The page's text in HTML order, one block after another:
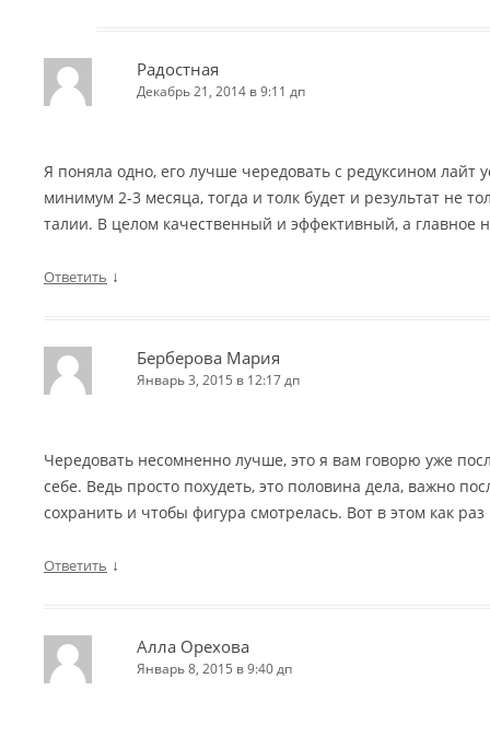
Радостная
Декабрь 21, 2014 в 9:11 дп
Я поняла одно, его лучше чередовать с редуксином лайт
минимум 2-3 месяца, тогда и толк будет и результат не
талии. В целом качественный и эффективный, а главное
Ответить ↓
Берберова Мария
Январь 3, 2015 в 12:17 дп
Чередовать несомненно лучше, это я вам говорю уже
себе. Ведь просто похудеть, это половина дела, важно
сохранить и чтобы фигура смотрелась. Вот в этом как
Ответить ↓
Алла Орехова
Январь 8, 2015 в 9:40 дп